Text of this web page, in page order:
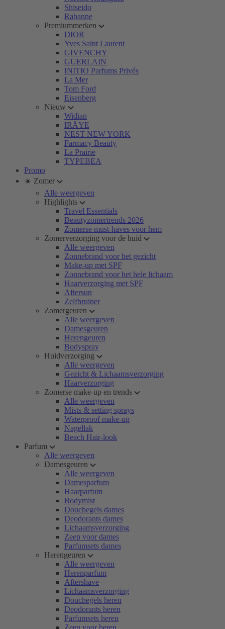
Shiseido
Rabanne
Premiummerken
DIOR
Yves Saint Laurent
GIVENCHY
GUERLAIN
INITIO Parfums Privés
La Mer
Tom Ford
Eisenberg
Nieuw
Widian
IRÄYE
NEST NEW YORK
Farmacy Beauty
La Prairie
TYPEBEA
Promo
☀️ Zomer
Alle weergeven
Highlights
Travel Essentials
Beautyzomertrends 2026
Zomerse must-haves voor hem
Zomerverzorging voor de huid
Alle weergeven
Zonnebrand voor het gezicht
Make-up met SPF
Zonnebrand voor het hele lichaam
Haarverzorging met SPF
Aftersun
Zelfbruiner
Zomergeuren
Alle weergeven
Damesgeuren
Herengeuren
Bodyspray
Huidverzorging
Alle weergeven
Gezicht & Lichaamsverzorging
Haarverzorging
Zomerse make-up en trends
Alle weergeven
Mists & setting sprays
Waterproof make-up
Nagellak
Beach Hair-look
Parfum
Alle weergeven
Damesgeuren
Alle weergeven
Damesparfum
Haarparfum
Bodymist
Douchegels dames
Deodorants dames
Lichaamsverzorging
Zeep voor dames
Parfumsets dames
Herengeuren
Alle weergeven
Herenparfum
Aftershave
Lichaamsverzorging
Douchegels heren
Deodorants heren
Parfumsets heren
Zeep voor heren